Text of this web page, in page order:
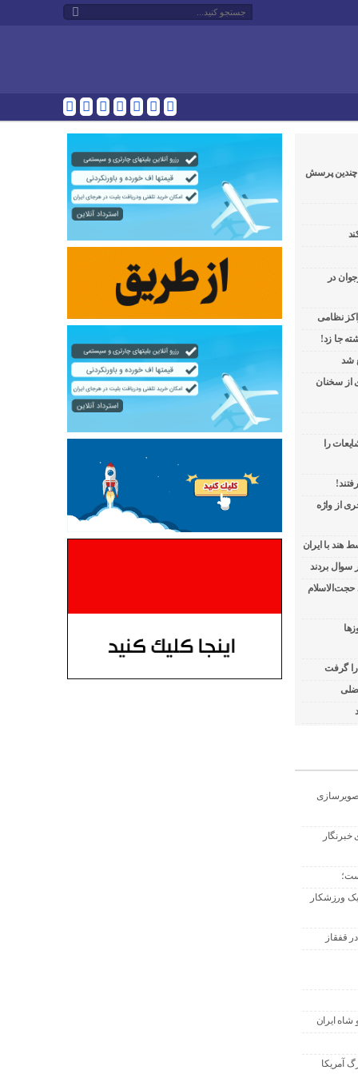
چندین پرسش
در
نظامی
جا زد!
شد
از سخنان
را
از واژه
هند با ایران
حجت‌الاسلام
را گرفت
یک ورزشکار
قفقاز
ایران
آمریکا